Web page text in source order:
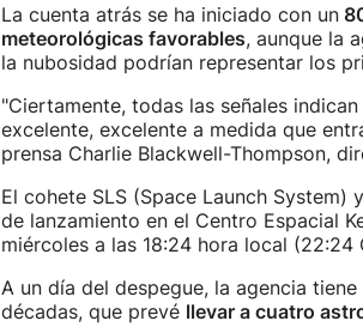
La cuenta atrás se ha iniciado con un
meteorológicas favorables, aunque la
la nubosidad podrían representar los
"Ciertamente, todas las señales
excelente, excelente a medida que
prensa Charlie Blackwell-Thompson,
El cohete SLS (Space Launch
de lanzamiento en el Centro Espacial
miércoles a las 18:24 hora local (22:24
A un día del despegue, la agencia
décadas, que prevé llevar a cuatro